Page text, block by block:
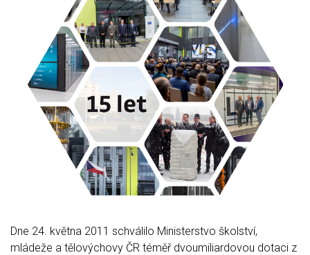
Dne 24. května 2011 schválilo Ministerstvo školství,
mládeže a tělovýchovy ČR téměř dvoumiliardovou dotaci z